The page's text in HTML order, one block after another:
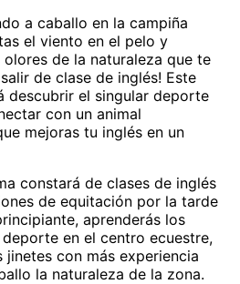
a caballo en la campiña
el viento en el pelo y
de la naturaleza que te
de clase de inglés! Este
descubrir el singular deporte
con un animal
mejoras tu inglés en un
constará de clases de inglés
de equitación por la tarde
aprenderás los
en el centro ecuestre,
jinetes con más experiencia
la naturaleza de la zona.